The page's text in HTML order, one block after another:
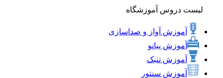
لیست دروس آموزشگاه
آموزش آواز و صداسازی
آموزش پیانو
آموزش تنبک
آموزش سنتور